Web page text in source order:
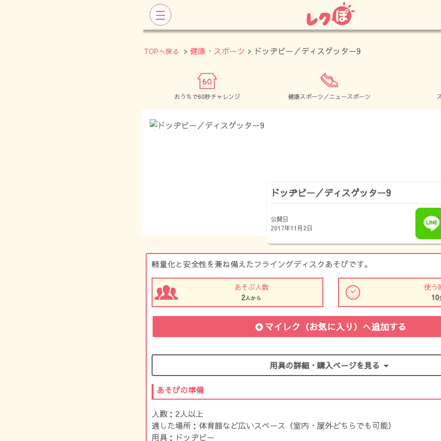
TOPへ戻る > 健康・スポーツ > ドッヂビー／ディスゲッター9
おうちで60秒チャレンジ 健康スポーツ／ニュースポーツ
ドッヂビー／ディスゲッター9
公開日
2017年11月2日
軽量化と安全性を兼ね備えたフライングディスクあそびです。
あそぶ人数
2人から
使う
10
マイレク（お気に入り） へ追加する
用具の詳細・購入ページを見る
あそびの準備
人数：2人以上
適した場所：体育館など広いスペース（室内・屋外どちらでも可能）
用具：ドッヂビー